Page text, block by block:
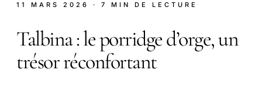
11 MARS 2026 · 7 MIN DE LECTURE
Talbina : le porridge d’orge, un
trésor réconfortant